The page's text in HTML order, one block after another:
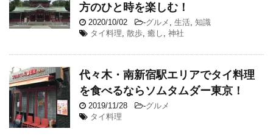
方のひと時を楽しむ！
2020/10/02 -グルメ , 生活, 知識
タイ料理, 散歩, 癒し , 神社
代々木・南新宿駅エリアでタイ料理
を食べるならソムタムダー東京！
2019/11/28 -グルメ
タイ料理